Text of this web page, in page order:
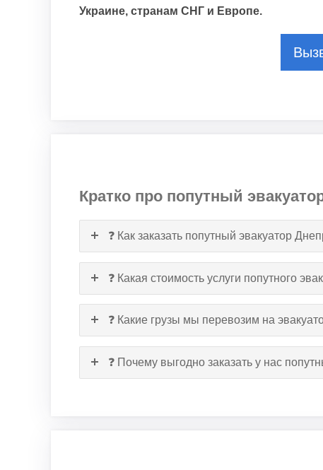
Украине, странам СНГ и Европе.
Кратко про попутный
❓ Как заказать попутный эвакуатор
❓ Какая стоимость услуги попутного
❓ Какие грузы мы перевозим на
❓ Почему выгодно заказать у нас